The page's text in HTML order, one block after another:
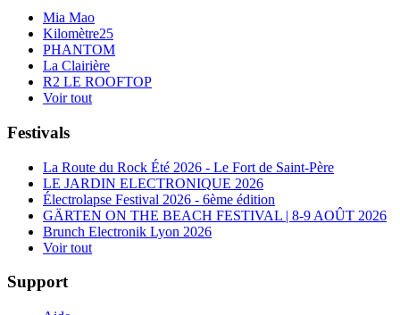
Mia Mao
Kilomètre25
PHANTOM
La Clairière
R2 LE ROOFTOP
Voir tout
Festivals
La Route du Rock Été 2026 - Le Fort de Saint-Père
LE JARDIN ELECTRONIQUE 2026
Électrolapse Festival 2026 - 6ème édition
GÄRTEN ON THE BEACH FESTIVAL | 8-9 AOÛT 2026
Brunch Electronik Lyon 2026
Voir tout
Support